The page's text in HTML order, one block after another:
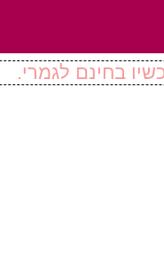
בחינם לגמרי.